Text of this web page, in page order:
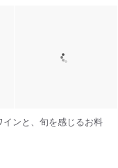
ンと、旬を感じるお料